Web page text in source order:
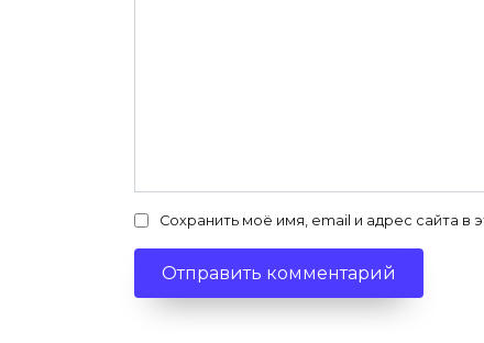
Сохранить моё имя, email и адрес сайта